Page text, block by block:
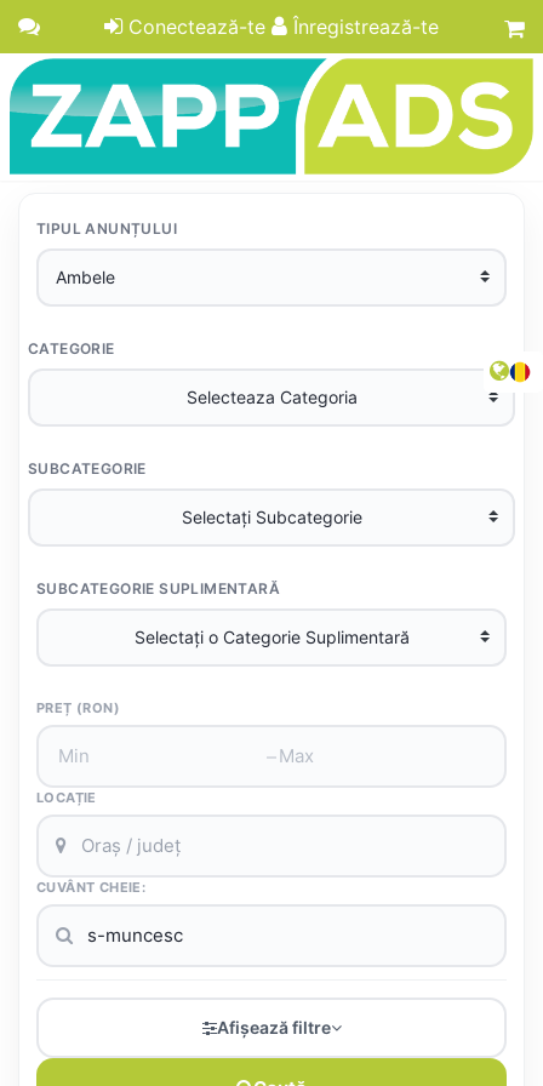
Conectează-te Înregistrează-te
TIPUL ANUNȚULUI
CATEGORIE
SUBCATEGORIE
SUBCATEGORIE SUPLIMENTARĂ
PREȚ (RON)
–
LOCAȚIE
CUVÂNT CHEIE:
Afișează filtre